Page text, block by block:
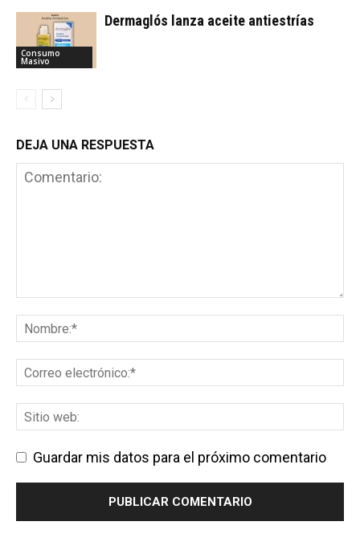
Consumo
Masivo
Dermaglós lanza aceite antiestrías
DEJA UNA RESPUESTA
Guardar mis datos para el próximo comentario